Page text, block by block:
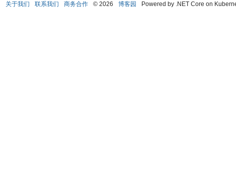
关于我们 联系我们 商务合作 © 2026 博客园 Powered by .NET Core on